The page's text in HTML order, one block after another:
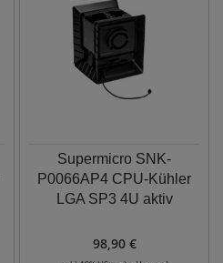
Supermicro SNK-
P0066AP4 CPU-Kühler
LGA SP3 4U aktiv
98,90 €